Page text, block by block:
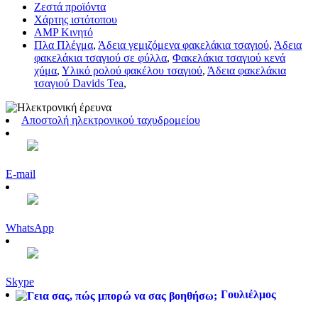
Ζεστά προϊόντα
Χάρτης ιστότοπου
AMP Κινητό
Πλα Πλέγμα, Άδεια γεμιζόμενα φακελάκια τσαγιού, Άδεια
φακελάκια τσαγιού σε φύλλα, Φακελάκια τσαγιού κενά
χύμα, Υλικό ρολού φακέλου τσαγιού, Άδεια φακελάκια
τσαγιού Davids Tea,
Αποστολή ηλεκτρονικού ταχυδρομείου
E-mail
WhatsApp
Skype
Γουλιέλμος